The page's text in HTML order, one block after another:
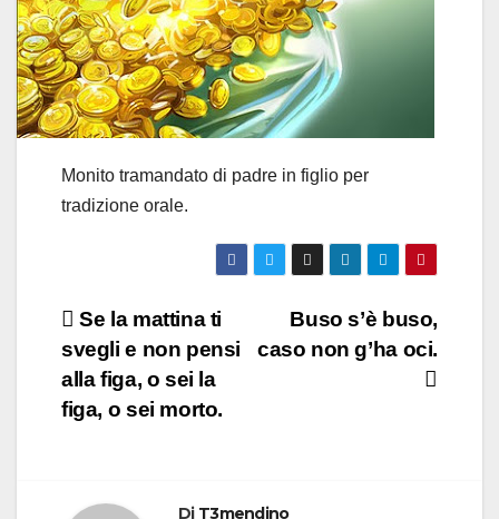
Monito tramandato di padre in figlio per
tradizione orale.
Navigazione
articoli
Buso s’è buso,
caso non g’ha oci.
Se la mattina ti
svegli e non pensi
alla figa, o sei la
figa, o sei morto.
Di T3mendino